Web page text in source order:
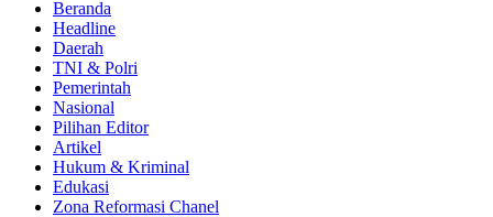
Beranda
Headline
Daerah
TNI & Polri
Pemerintah
Nasional
Pilihan Editor
Artikel
Hukum & Kriminal
Edukasi
Zona Reformasi Chanel